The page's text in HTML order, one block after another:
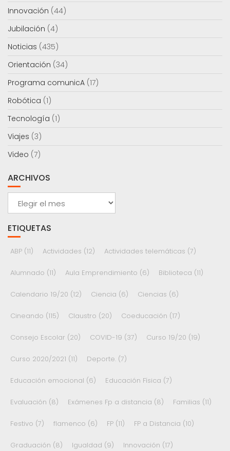
Innovación (44)
Jubilación (4)
Noticias (435)
Orientación (34)
Programa comunicA (17)
Robótica (1)
Tecnología (1)
Viajes (3)
Video (7)
ARCHIVOS
Archivos
ETIQUETAS
ABP (11) Actividades (12) Actividades telemáticas (7)
Alumnado (11) Aula Emprendimiento (6) Biblioteca (11)
Calendario 19/20 (12) Ciencia (6) Ciencias (6)
Cineando (115) Claustro (20) Coeducación (17)
Consejo Escolar (20) COVID-19 (37) Curso 19/20 (19)
Curso 2020/2021 (11) Deporte. (7)
Educación emocional (6) Educación Física (7)
Evaluación (8) Exámenes Fp a distancia (8) Familias (11)
Festivo (7) flamenco (6) FP (11) FP a Distancia (10)
Graduación (8) Igualdad (9) Innovación (17)